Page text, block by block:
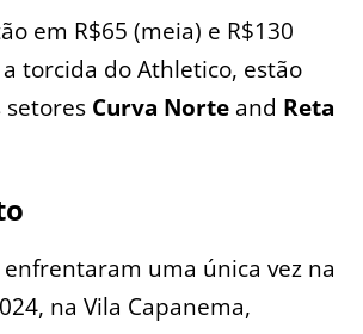
em R$65 (meia) e R$130
torcida do Athletico, estão
setores Curva Norte and Reta
enfrentaram uma única vez na
na Vila Capanema,